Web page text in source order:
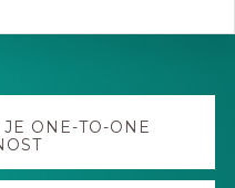
JE ONE-TO-ONE